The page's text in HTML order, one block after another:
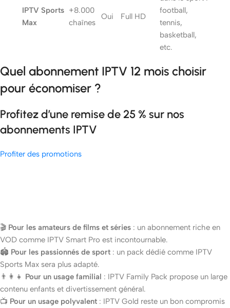
IPTV Sports
Max
+8.000
chaînes
Oui Full HD
football,
tennis,
basketball,
etc.
Quel abonnement IPTV 12 mois choisir
pour économiser ?
Profitez d’une remise de 25 % sur nos
abonnements IPTV
Profiter des promotions
🎬 Pour les amateurs de films et séries : un abonnement riche en
VOD comme IPTV Smart Pro est incontournable.
🏟️ Pour les passionnés de sport : un pack dédié comme IPTV
Sports Max sera plus adapté.
👨‍👩‍👧 Pour un usage familial : IPTV Family Pack propose un large
contenu enfants et divertissement général.
📺 Pour un usage polyvalent : IPTV Gold reste un bon compromis